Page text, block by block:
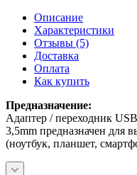
Описание
Характеристики
Отзывы (5)
Доставка
Оплата
Как купить
Предназначение:
Адаптер / переходник
3,5mm предназначен для
(ноутбук, планшет,